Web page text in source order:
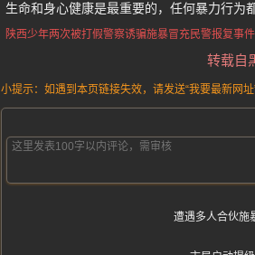
生命和身心健康是最重要的，任何暴力行为
陕西少年两次被打 假警察诱骗施暴冒充民警报复事件
转载自
小提示：如遇到本页链接失效，请发送“我要最新网
遭遇多人合伙施